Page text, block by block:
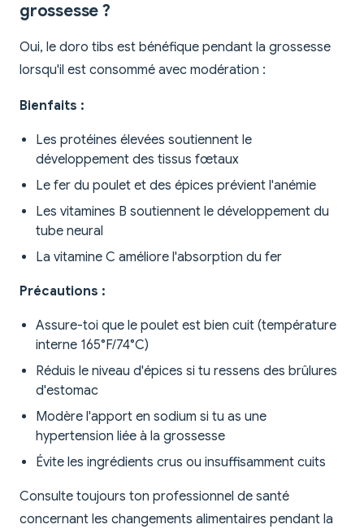
grossesse ?
Oui, le doro tibs est bénéfique pendant la grossesse
lorsqu'il est consommé avec modération :
Bienfaits :
Les protéines élevées soutiennent le
développement des tissus fœtaux
Le fer du poulet et des épices prévient l'anémie
Les vitamines B soutiennent le développement du
tube neural
La vitamine C améliore l'absorption du fer
Précautions :
Assure-toi que le poulet est bien cuit (température
interne 165°F/74°C)
Réduis le niveau d'épices si tu ressens des brûlures
d'estomac
Modère l'apport en sodium si tu as une
hypertension liée à la grossesse
Évite les ingrédients crus ou insuffisamment cuits
Consulte toujours ton professionnel de santé
concernant les changements alimentaires pendant la